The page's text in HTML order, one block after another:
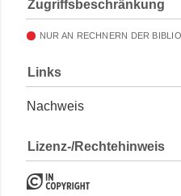
Zugriffsbeschränkung
NUR AN RECHNERN DER
Links
Nachweis
Lizenz-/Rechtehinweis